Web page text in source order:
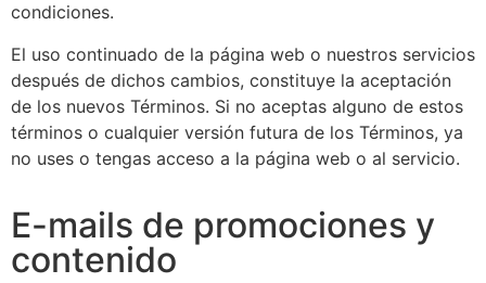
condiciones.
El uso continuado de la página web o nuestros servicios
después de dichos cambios, constituye la aceptación
de los nuevos Términos. Si no aceptas alguno de estos
términos o cualquier versión futura de los Términos, ya
no uses o tengas acceso a la página web o al servicio.
E-mails de promociones y
contenido